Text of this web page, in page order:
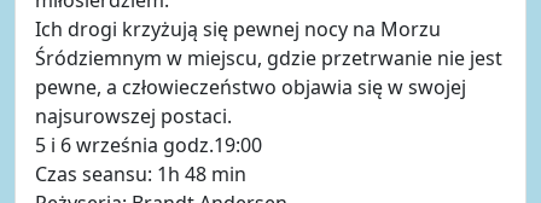
Ich drogi krzyżują się pewnej nocy na Morzu
Śródziemnym w miejscu, gdzie przetrwanie nie jest
pewne, a człowieczeństwo objawia się w swojej
najsurowszej postaci.
5 i 6 września godz.19:00
Czas seansu: 1h 48 min